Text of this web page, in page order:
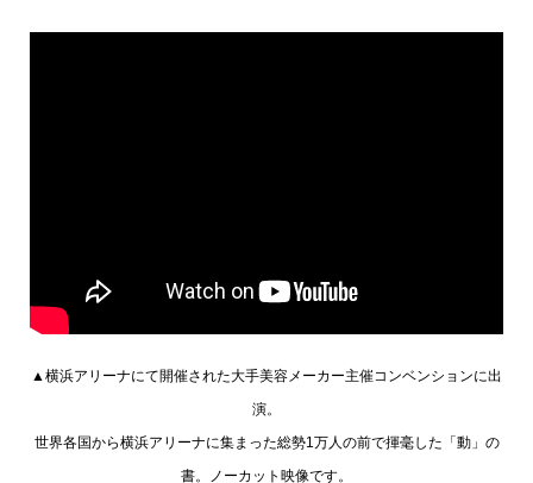
▲横浜アリーナにて開催された大手美容メーカー主催コンベンションに出
演。
世界各国から横浜アリーナに集まった総勢1万人の前で揮毫した「動」の
書。ノーカット映像です。